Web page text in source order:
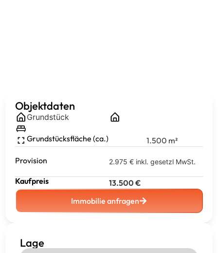
Objektdaten
Grundstück
Grundstücksfläche (ca.) 1.500 m²
Provision 2.975 € inkl. gesetzl MwSt.
Kaufpreis 13.500 €
Immobilie anfragen
Lage